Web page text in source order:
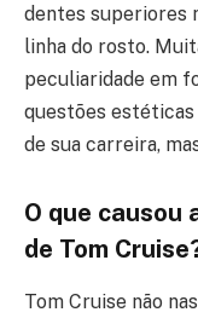
dentes superiores
linha do rosto.
peculiaridade em
questões
de sua carreira,
O que causou
de Tom
Tom Cruise não